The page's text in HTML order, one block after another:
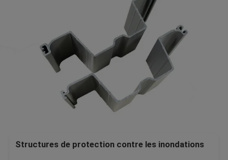
Structures de protection contre les inondations